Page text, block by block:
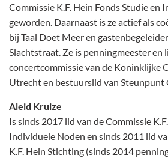
Commissie K.F. Hein Fonds Studie en
geworden. Daarnaast is ze actief als
bij Taal Doet Meer en
Slachtstraat. Ze is penningmeester en
concertcommissie van de Koninklijke
Utrecht en bestuurslid van Steunpunt
Aleid Kruize
Is sinds 2017 lid van de Commissie
Individuele Noden en sinds 2011 lid
K.F. Hein Stichting (sinds 2014